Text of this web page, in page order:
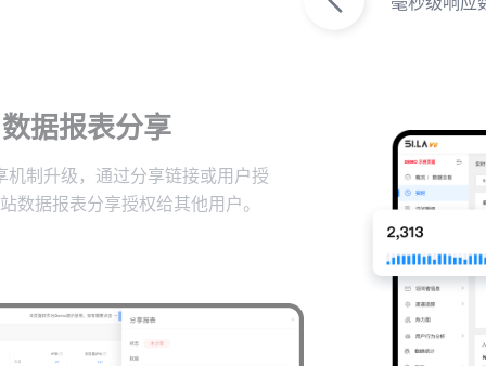
数据报表分享
机制升级，通过分享链接或用户授
数据报表分享授权给其他用户。